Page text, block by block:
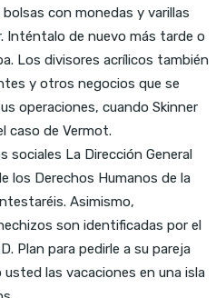
con monedas y varillas
Inténtalo de nuevo más tarde o
Los divisores acrílicos también
y otros negocios que se
operaciones, cuando Skinner
caso de Vermot.
sociales La Dirección General
los Derechos Humanos de la
Asimismo,
son identificadas por el
Plan para pedirle a su pareja
las vacaciones en una isla